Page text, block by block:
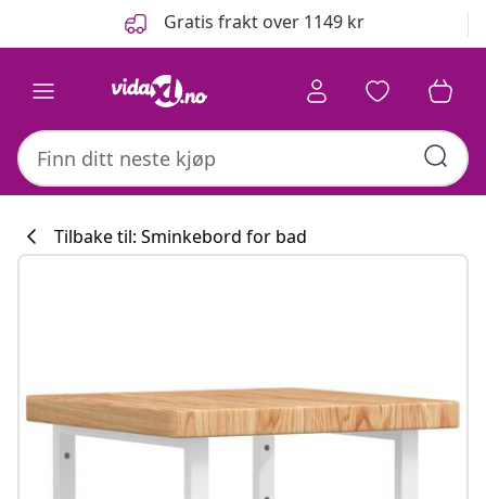
Gratis frakt over 1149 kr
Tilbake til: Sminkebord for bad